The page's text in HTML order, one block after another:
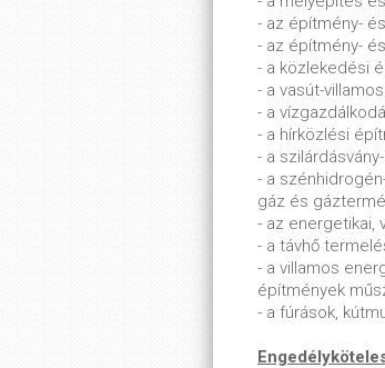
- az építmény-
- az építmény-
- a közlekedési
- a vasút-
- a
- a hírközlési
- a
- a
gáz és
- az energetikai,
- a távhő
- a villamos
építmények
- a fúrások,